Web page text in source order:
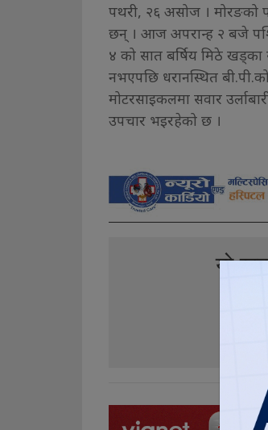
पथरी, २६ असोज । मोरङको
छन् । आज अपरान्ह २ बजे
४ को सात बर्षिय मिठे
नभएपछि धरानस्थित
मोटरसाइकलमा सवार
उपचार भइरहेको छ ।
यो